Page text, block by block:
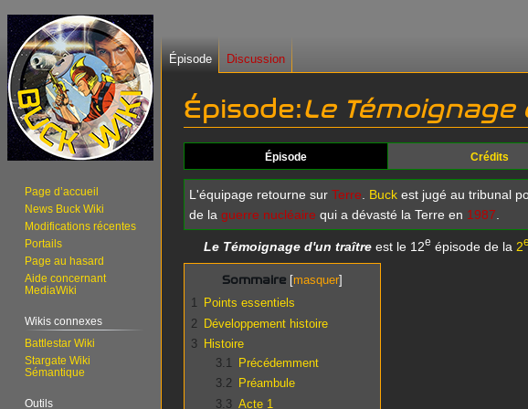
Épisode:Le
à
la
navigation
à
la
recherche
Épisode Crédits
L'équipage retourne sur Terre. Buck est jugé au tribunal
de la guerre nucléaire qui a dévasté la Terre en 1987.
Le Témoignage d'un traître est le 12e épisode de la2e
Sommaire
1 Points essentiels
2
Développement histoire
3 Histoire
3.1
Précédemment
3.2
Préambule
3.3 Acte 1
Épisode Discussion
Page d’accueil
News Buck Wiki
Modifications récentes
Portails
Page au hasard
Aide concernant
MediaWiki
Wikis connexes
Battlestar Wiki
Stargate Wiki
Sémantique
Outils